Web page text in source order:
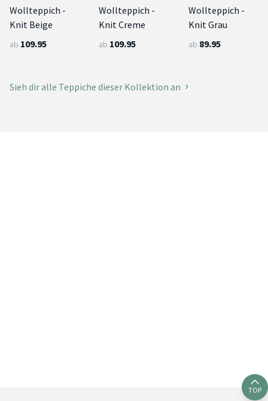
Wollteppich -
Knit Beige
ab 109.95
Wollteppich -
Knit Creme
ab 109.95
Wollteppich -
Knit Grau
ab 89.95
Sieh dir alle Teppiche dieser Kollektion an
TOP